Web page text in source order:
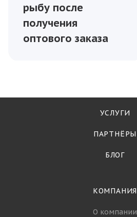
рыбу после
получения
оптового заказа
УСЛУГИ
ПАРТНЁРЫ
БЛОГ
КОМПАНИЯ
О компании